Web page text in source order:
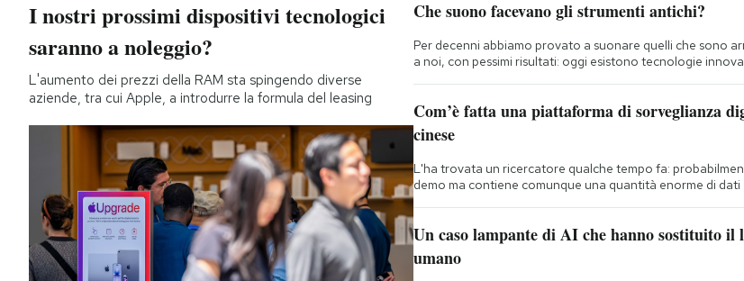
I nostri prossimi dispositivi tecnologici
saranno a noleggio?
L'aumento dei prezzi della RAM sta spingendo diverse
aziende, tra cui Apple, a introdurre la formula del leasing
Che suono facevano gli strumenti antichi?
Per decenni abbiamo provato a suonare quelli che sono
a noi, con pessimi risultati: oggi esistono tecnologie
Com’è fatta una piattaforma di sorveglianza
cinese
L'ha trovata un ricercatore qualche tempo fa:
demo ma contiene comunque una quantità enorme di dati
Un caso lampante di AI che hanno sostituito il
umano